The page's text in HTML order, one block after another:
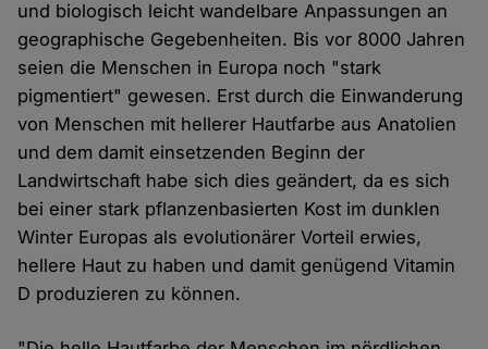
und biologisch leicht wandelbare Anpassungen an
geographische Gegebenheiten. Bis vor 8000 Jahren
seien die Menschen in Europa noch "stark
pigmentiert" gewesen. Erst durch die Einwanderung
von Menschen mit hellerer Hautfarbe aus Anatolien
und dem damit einsetzenden Beginn der
Landwirtschaft habe sich dies geändert, da es sich
bei einer stark pflanzenbasierten Kost im dunklen
Winter Europas als evolutionärer Vorteil erwies,
hellere Haut zu haben und damit genügend Vitamin
D produzieren zu können.